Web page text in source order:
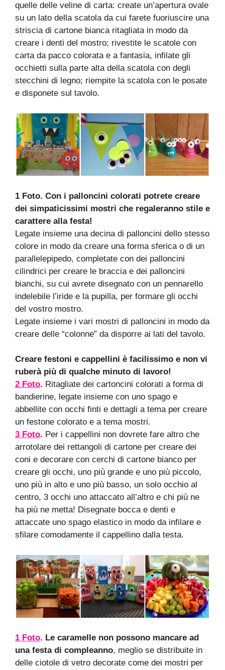
quelle delle veline di carta: create un’apertura ovale
su un lato della scatola da cui farete fuoriuscire una
striscia di cartone bianca ritagliata in modo da
creare i denti del mostro; rivestite le scatole con
carta da pacco colorata e a fantasia, infilate gli
occhietti sulla parte alta della scatola con degli
stecchini di legno; riempite la scatola con le posate
e disponete sul tavolo.
1 Foto. Con i palloncini colorati potrete creare
dei simpaticissimi mostri che regaleranno stile e
carattere alla festa!
Legate insieme una decina di palloncini dello stesso
colore in modo da creare una forma sferica o di un
parallelepipedo, completate con dei palloncini
cilindrici per creare le braccia e dei palloncini
bianchi, su cui avrete disegnato con un pennarello
indelebile l’iride e la pupilla, per formare gli occhi
del vostro mostro.
Legate insieme i vari mostri di palloncini in modo da
creare delle “colonne” da disporre ai lati del tavolo.
Creare festoni e cappellini è facilissimo e non vi
ruberà più di qualche minuto di lavoro!
2 Foto. Ritagliate dei cartoncini colorati a forma di
bandierine, legate insieme con uno spago e
abbellite con occhi finti e dettagli a tema per creare
un festone colorato e a tema mostri.
3 Foto. Per i cappellini non dovrete fare altro che
arrotolare dei rettangoli di cartone per creare dei
coni e decorare con cerchi di cartone bianco per
creare gli occhi, uno più grande e uno più piccolo,
uno più in alto e uno più basso, un solo occhio al
centro, 3 occhi uno attaccato all’altro e chi più ne
ha più ne metta! Disegnate bocca e denti e
attaccate uno spago elastico in modo da infilare e
sfilare comodamente il cappellino dalla testa.
1 Foto. Le caramelle non possono mancare ad
una festa di compleanno, meglio se distribuite in
delle ciotole di vetro decorate come dei mostri per